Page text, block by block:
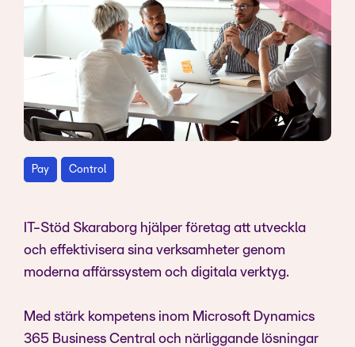
Pay Control
IT-Stöd Skaraborg hjälper företag att utveckla
och effektivisera sina verksamheter genom
moderna affärssystem och digitala verktyg.
Med stärk kompetens inom Microsoft Dynamics
365 Business Central och närliggande lösningar